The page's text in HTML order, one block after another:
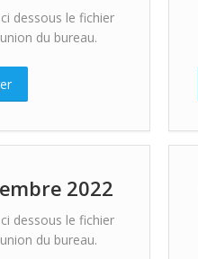
dessous le fichier
du bureau.
2022
dessous le fichier
du bureau.